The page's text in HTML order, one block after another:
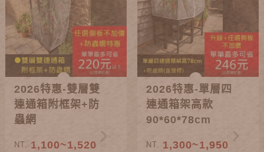
2026特惠-雙層雙
連通箱附框架+防
蟲網
NT. 1,100~1,520
2026特惠-單層四
連通箱架高款
90*60*78cm
NT. 1,300~1,950